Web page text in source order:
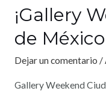
¡Gallery
de
Dejar un comentario /
Gallery Weekend